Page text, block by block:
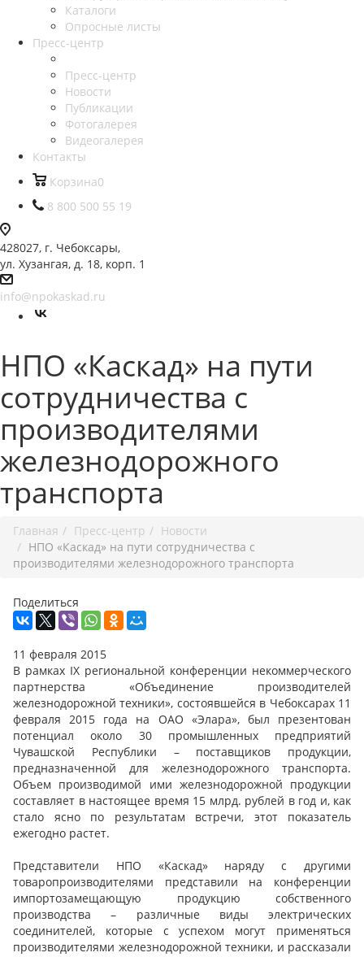
Каталоги
Опросные листы
Пресс-центр
Пресс-центр
Новости
Публикации
Фотогалерея
Видеогалерея
Контакты
Корзина0
8 800 500 55 19
428027, г. Чебоксары,
ул. Хузангая, д. 18, корп. 1
info@npokaskad.ru
НПО «Каскад» на пути
сотрудничества с
производителями
железнодорожного
транспорта
Главная Пресс-центр
Новости
НПО «Каскад» на пути сотрудничества с
производителями железнодорожного транспорта
Поделиться
11 февраля 2015
В рамках IX региональной конференции некоммерческого
партнерства «Объединение производителей
железнодорожной техники», состоявшейся в Чебоксарах 11
февраля 2015 года на ОАО «Элара», был презентован
потенциал около 30 промышленных предприятий
Чувашской Республики – поставщиков продукции,
предназначенной для железнодорожного транспорта.
Объем производимой ими железнодорожной продукции
составляет в настоящее время 15 млрд. рублей в год и, как
стало ясно по результатам встречи, этот показатель
ежегодно растет.
Представители НПО «Каскад» наряду с другими
товаропроизводителями представили на конференции
импортозамещающую продукцию собственного
производства – различные виды электрических
соединителей, которые с успехом могут применяться
производителями железнодорожной техники, и рассказали